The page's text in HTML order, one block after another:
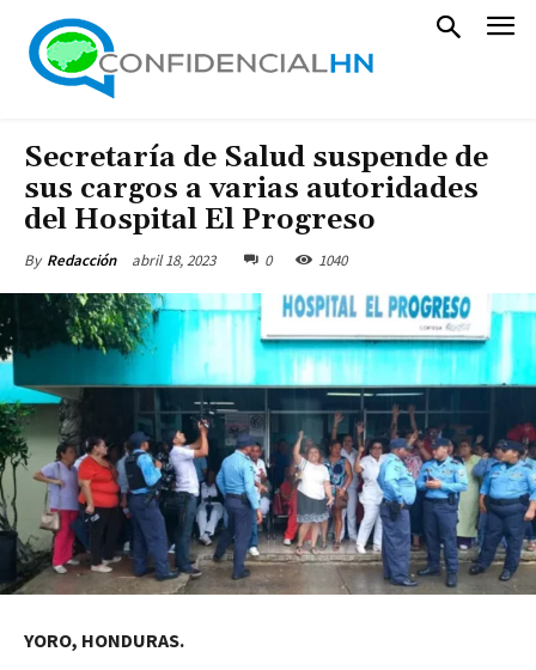
Secretaría de Salud suspende de
sus cargos a varias autoridades
del Hospital El Progreso
By Redacción abril 18, 2023 0 1040
YORO, HONDURAS.